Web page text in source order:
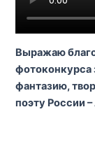
Выражаю
фотоконкурса
фантазию,
поэту России